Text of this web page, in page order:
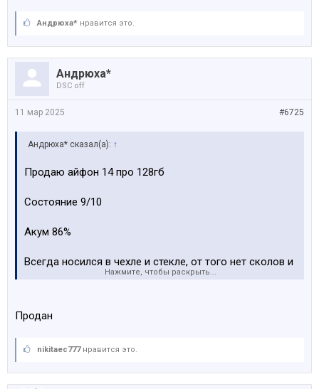
Андрюха* нравится это.
Андрюха*
DSC off
#6725
11 мар 2025
Андрюха* сказал(а): ↑
Продаю айфон 14 про 128гб
Состояние 9/10
Акум 86%
Всегда носился в чехле и стекле, от того нет сколов и
царапин, экран в идеальном состоянии
В комплекте
3 провода
Коробка
Нажмите, чтобы раскрыть...
Продан
nikitaec777нравится это.